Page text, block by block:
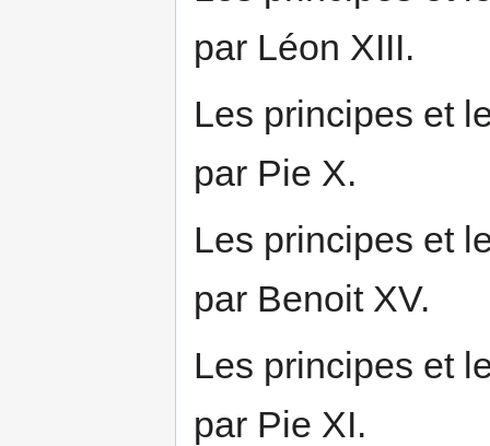
par Léon XIII.
Les principes et
par Pie X.
Les principes et
par Benoit XV.
Les principes et
par Pie XI.